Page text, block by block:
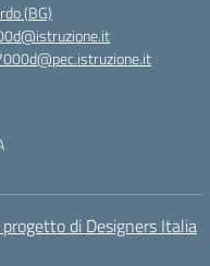
(BG)
progetto di Designers Italia